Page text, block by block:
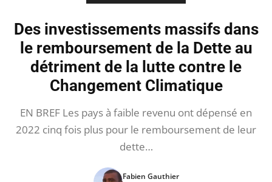
Des investissements massifs dans
le remboursement de la Dette au
détriment de la lutte contre le
Changement Climatique
EN BREF Les pays à faible revenu ont dépensé en
2022 cinq fois plus pour le remboursement de leur
dette…
Fabien Gauthier